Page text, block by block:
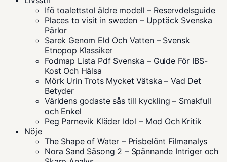
Ifö toalettstol äldre modell – Reservdelsguide
Places to visit in sweden – Upptäck Svenska
Pärlor
Sarek Genom Eld Och Vatten – Svensk
Etnopop Klassiker
Fodmap Lista Pdf Svenska – Guide För IBS-
Kost Och Hälsa
Mörk Urin Trots Mycket Vätska – Vad Det
Betyder
Världens godaste sås till kyckling – Smakfull
och Enkel
Peg Parnevik Kläder Idol – Mod Och Kritik
Nöje
The Shape of Water – Prisbelönt Filmanalys
Nora Sand Säsong 2 – Spännande Intriger och